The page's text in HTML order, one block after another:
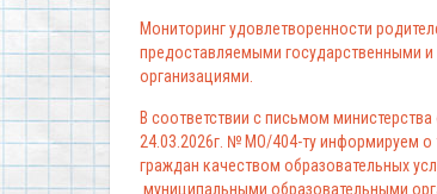
Мониторинг удовлетворенности
предоставляемыми государственными
организациями.
В соответствии с письмом
24.03.2026г. № МО/404-ту информируем о
граждан качеством образовательных
муниципальными образовательными